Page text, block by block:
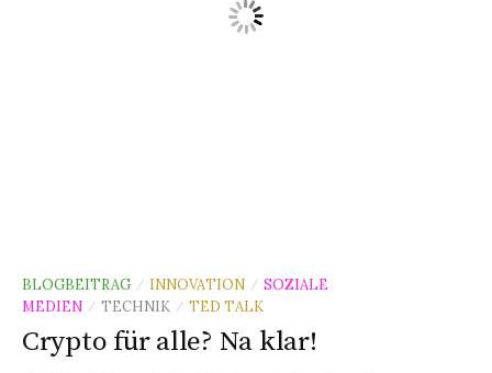
BLOGBEITRAG / INNOVATION / SOZIALE
MEDIEN / TECHNIK / TED TALK
Crypto für alle? Na klar!